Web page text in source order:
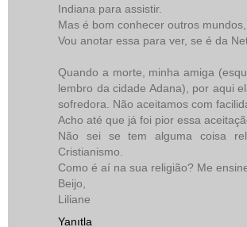
Indiana para assistir.
Mas é bom conhecer outros
Vou anotar essa para ver, se é da
Quando a morte, minha amiga
lembro da cidade Adana), por aqui
sofredora. Não aceitamos com
Acho até que já foi pior essa
Não sei se tem alguma coisa
Cristianismo.
Como é aí na sua religião? Me
Beijo,
Liliane
Yanıtla